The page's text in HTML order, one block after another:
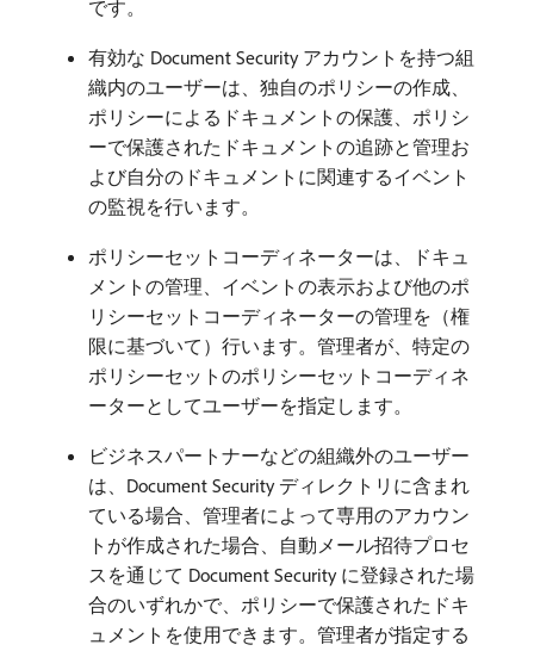
です。
有効な Document Security アカウントを持つ組
織内のユーザーは、独自のポリシーの作成、
ポリシーによるドキュメントの保護、ポリシ
ーで保護されたドキュメントの追跡と管理お
よび自分のドキュメントに関連するイベント
の監視を行います。
ポリシーセットコーディネーターは、ドキュ
メントの管理、イベントの表示および他のポ
リシーセットコーディネーターの管理を（権
限に基づいて）行います。管理者が、特定の
ポリシーセットのポリシーセットコーディネ
ーターとしてユーザーを指定します。
ビジネスパートナーなどの組織外のユーザー
は、Document Security ディレクトリに含まれ
ている場合、管理者によって専用のアカウン
トが作成された場合、自動メール招待プロセ
スを通じて Document Security に登録された場
合のいずれかで、ポリシーで保護されたドキ
ュメントを使用できます。管理者が指定する